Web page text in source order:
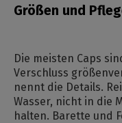
Größen und
Die meisten Caps
Verschluss
nennt die Details.
Wasser, nicht in die
halten. Barette und